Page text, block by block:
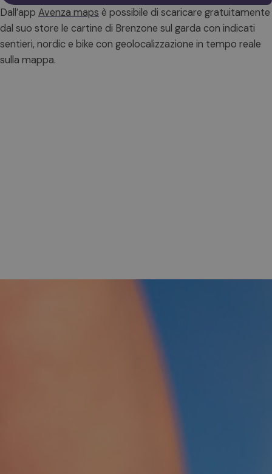
Dall’app Avenza maps è possibile di scaricare gratuitamente
dal suo store le cartine di Brenzone sul garda con indicati
sentieri, nordic e bike con geolocalizzazione in tempo reale
sulla mappa.